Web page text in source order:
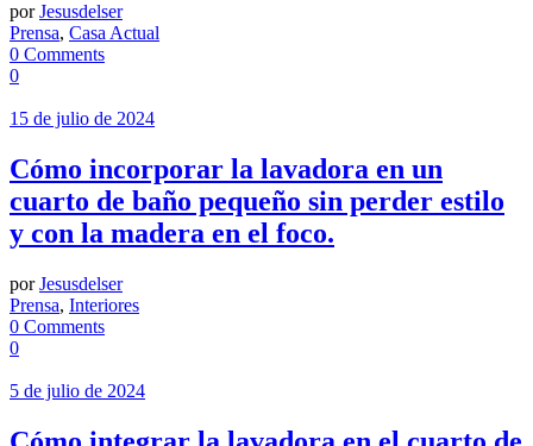
porJesusdelser
Prensa, Casa Actual
0 Comments
0
15 de julio de 2024
Cómo incorporar la lavadora en un
cuarto de baño pequeño sin perder estilo
y con la madera en el foco.
porJesusdelser
Prensa, Interiores
0 Comments
0
5 de julio de 2024